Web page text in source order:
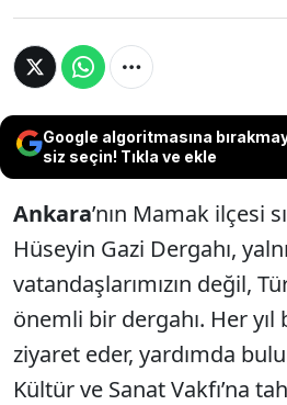
Google algoritmasına
siz seçin! Tıkla ve ekle
Ankara’nın Mamak ilçesi
Hüseyin Gazi Dergahı,
vatandaşlarımızın değil,
önemli bir dergahı. Her
ziyaret eder, yardımda
Kültür ve Sanat Vakfı’na